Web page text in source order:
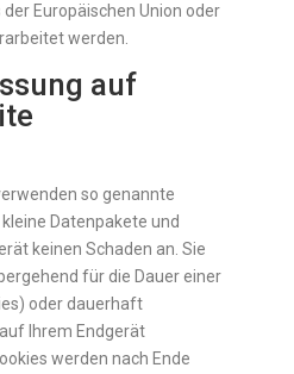
Europäischen Union oder
werden.
auf
so genannte
kleine Datenpakete und
keinen Schaden an. Sie
für die Dauer einer
oder dauerhaft
Ihrem Endgerät
werden nach Ende